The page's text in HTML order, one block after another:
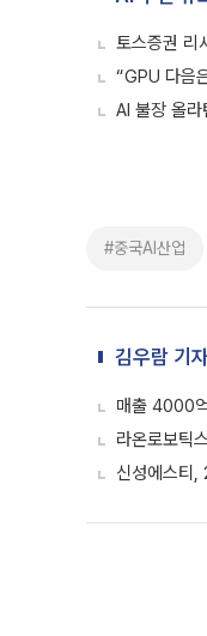
토스증권 리
“GPU 다음
AI 불장 올
#중국AI산업
김우람 기
매출 4000
라온로보틱
신성에스티